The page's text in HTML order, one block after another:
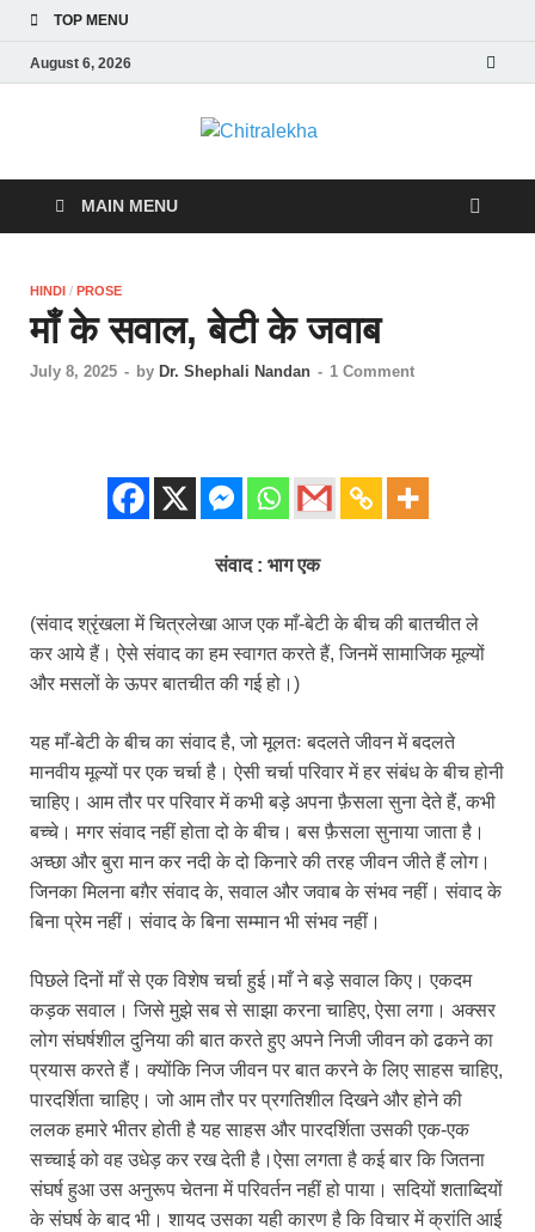
TOP MENU
August 6, 2026
MAIN MENU
HINDI / PROSE
माँ के सवाल, बेटी के जवाब
July 8, 2025 - by Dr. Shephali Nandan - 1 Comment
संवाद : भाग एक
(संवाद श्रृंखला में चित्रलेखा आज एक माँ-बेटी के बीच की बातचीत ले
कर आये हैं। ऐसे संवाद का हम स्वागत करते हैं, जिनमें सामाजिक मूल्यों
और मसलों के ऊपर बातचीत की गई हो।)
यह माँ-बेटी के बीच का संवाद है, जो मूलतः बदलते जीवन में बदलते
मानवीय मूल्यों पर एक चर्चा है। ऐसी चर्चा परिवार में हर संबंध के बीच होनी
चाहिए। आम तौर पर परिवार में कभी बड़े अपना फ़ैसला सुना देते हैं, कभी
बच्चे। मगर संवाद नहीं होता दो के बीच। बस फ़ैसला सुनाया जाता है।
अच्छा और बुरा मान कर नदी के दो किनारे की तरह जीवन जीते हैं लोग।
जिनका मिलना बग़ैर संवाद के, सवाल और जवाब के संभव नहीं। संवाद के
बिना प्रेम नहीं। संवाद के बिना सम्मान भी संभव नहीं।
पिछले दिनों माँ से एक विशेष चर्चा हुई।माँ ने बड़े सवाल किए। एकदम
कड़क सवाल। जिसे मुझे सब से साझा करना चाहिए, ऐसा लगा। अक्सर
लोग संघर्षशील दुनिया की बात करते हुए अपने निजी जीवन को ढकने का
प्रयास करते हैं। क्योंकि निज जीवन पर बात करने के लिए साहस चाहिए,
पारदर्शिता चाहिए। जो आम तौर पर प्रगतिशील दिखने और होने की
ललक हमारे भीतर होती है यह साहस और पारदर्शिता उसकी एक-एक
सच्चाई को वह उधेड़ कर रख देती है।ऐसा लगता है कई बार कि जितना
संघर्ष हुआ उस अनुरूप चेतना में परिवर्तन नहीं हो पाया। सदियों शताब्दियों
के संघर्ष के बाद भी। शायद उसका यही कारण है कि विचार में क्रांति आई